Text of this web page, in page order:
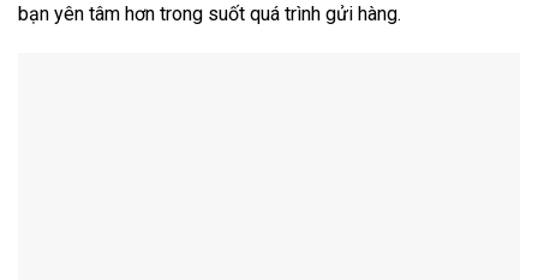
bạn yên tâm hơn trong suốt quá trình gửi hàng.